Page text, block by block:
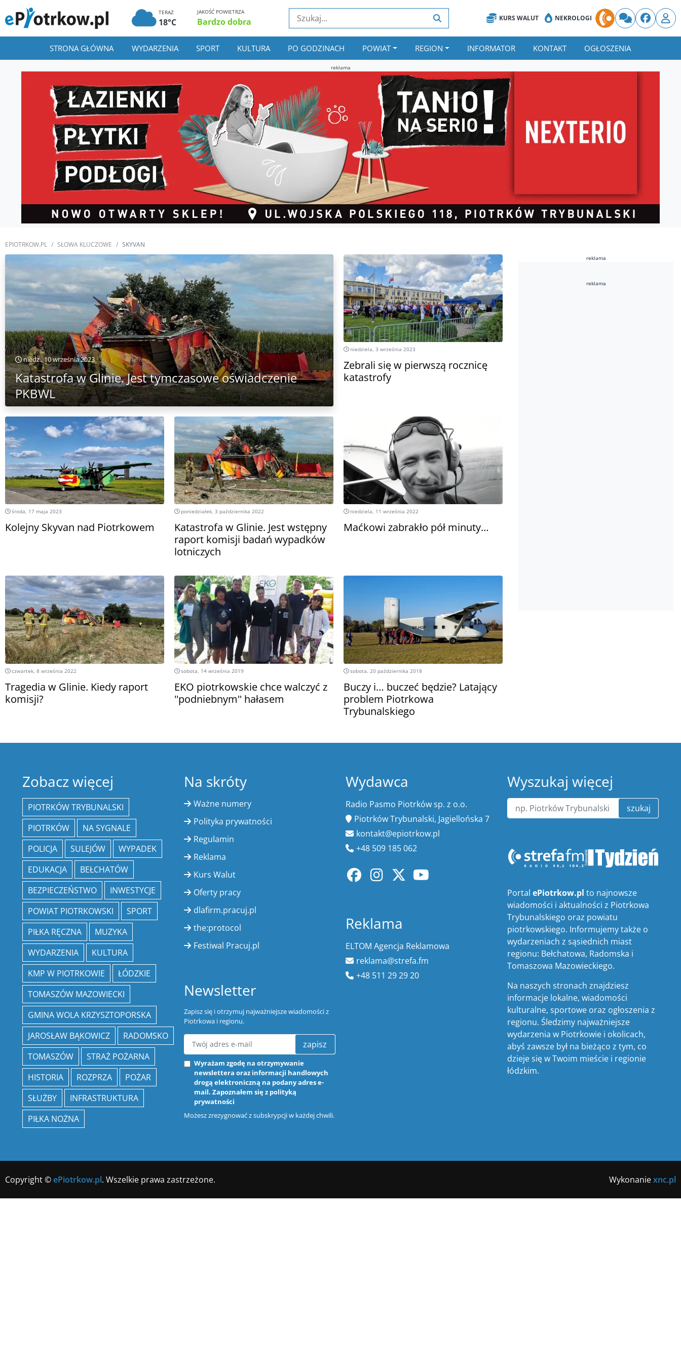
TERAZ
18°C
JAKOŚĆ POWIETRZA
Bardzo dobra KURS WALUT NEKROLOGI
STRONA GŁÓWNA WYDARZENIA SPORT KULTURA PO GODZINACH POWIAT REGION INFORMATOR KONTAKT OGŁOSZENIA
reklama
EPIOTRKOW.PL SŁOWA KLUCZOWE SKYVAN
niedz., 10 września 2023
Katastrofa w Glinie. Jest tymczasowe oświadczenie
PKBWL
niedziela, 3 września 2023
Zebrali się w pierwszą rocznicę
katastrofy
środa, 17 maja 2023
Kolejny Skyvan nad Piotrkowem
poniedziałek, 3 października 2022
Katastrofa w Glinie. Jest wstępny
raport komisji badań wypadków
lotniczych
niedziela, 11 września 2022
Maćkowi zabrakło pół minuty…
czwartek, 8 września 2022
Tragedia w Glinie. Kiedy raport
komisji?
sobota, 14 września 2019
EKO piotrkowskie chce walczyć z
''podniebnym'' hałasem
sobota, 20 października 2018
Buczy i… buczeć będzie? Latający
problem Piotrkowa
Trybunalskiego
reklama
reklama
Zobacz więcej
PIOTRKÓW TRYBUNALSKI
PIOTRKÓW
NA SYGNALE
POLICJA
SULEJÓW
WYPADEK
EDUKACJA
BEŁCHATÓW
BEZPIECZEŃSTWO
INWESTYCJE
POWIAT PIOTRKOWSKI
SPORT
PIŁKA RĘCZNA
MUZYKA
WYDARZENIA
KULTURA
KMP W PIOTRKOWIE
ŁÓDZKIE
TOMASZÓW MAZOWIECKI
GMINA WOLA KRZYSZTOPORSKA
JAROSŁAW BĄKOWICZ
RADOMSKO
TOMASZÓW
STRAŻ POŻARNA
HISTORIA
ROZPRZA
POŻAR
SŁUŻBY
INFRASTRUKTURA
PIŁKA NOŻNA
Na skróty
Ważne numery
Polityka prywatności
Regulamin
Reklama
Kurs Walut
Oferty pracy
dlafirm.pracuj.pl
the:protocol
Festiwal Pracuj.pl
Newsletter
Zapisz się i otrzymuj najważniejsze wiadomości z
Piotrkowa i regionu.
zapisz
Wyrażam zgodę na otrzymywanie
newslettera oraz informacji handlowych
drogą elektroniczną na podany adres e-
mail. Zapoznałem się z polityką
prywatności
Możesz zrezygnować z subskrypcji w każdej chwili.
Wydawca
Radio Pasmo Piotrków sp. z o.o.
Piotrków Trybunalski, Jagiellońska 7
kontakt@epiotrkow.pl
+48 509 185 062
Reklama
ELTOM Agencja Reklamowa
reklama@strefa.fm
+48 511 29 29 20
Wyszukaj więcej
szukaj
PortalePiotrkow.pl to najnowsze
wiadomości i aktualności z Piotrkowa
Trybunalskiego oraz powiatu
piotrkowskiego. Informujemy także o
wydarzeniach z sąsiednich miast
regionu: Bełchatowa, Radomska i
Tomaszowa Mazowieckiego.
Na naszych stronach znajdziesz
informacje lokalne, wiadomości
kulturalne, sportowe oraz ogłoszenia z
regionu. Śledzimy najważniejsze
wydarzenia w Piotrkowie i okolicach,
abyś zawsze był na bieżąco z tym, co
dzieje się w Twoim mieście i regionie
łódzkim.
Copyright ©ePiotrkow.pl. Wszelkie prawa zastrzeżone. Wykonaniexnc.pl